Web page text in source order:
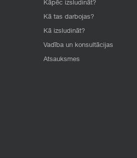
Kāpēc izsludināt?
Kā tas darbojas?
Kā izsludināt?
Vadība un konsultācijas
Atsauksmes